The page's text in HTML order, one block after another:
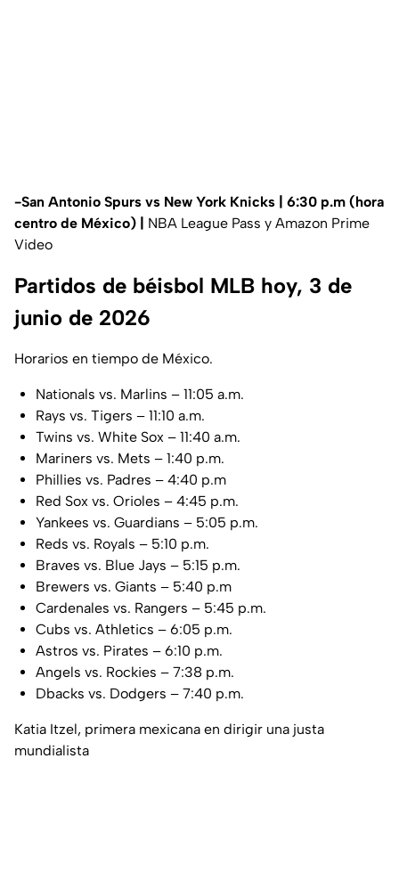
-San Antonio Spurs vs New York Knicks | 6:30 p.m (hora
centro de México) | NBA League Pass y Amazon Prime
Video
Partidos de béisbol MLB hoy, 3 de
junio de 2026
Horarios en tiempo de México.
Nationals vs. Marlins – 11:05 a.m.
Rays vs. Tigers – 11:10 a.m.
Twins vs. White Sox – 11:40 a.m.
Mariners vs. Mets – 1:40 p.m.
Phillies vs. Padres – 4:40 p.m
Red Sox vs. Orioles – 4:45 p.m.
Yankees vs. Guardians – 5:05 p.m.
Reds vs. Royals – 5:10 p.m.
Braves vs. Blue Jays – 5:15 p.m.
Brewers vs. Giants – 5:40 p.m
Cardenales vs. Rangers – 5:45 p.m.
Cubs vs. Athletics – 6:05 p.m.
Astros vs. Pirates – 6:10 p.m.
Angels vs. Rockies – 7:38 p.m.
Dbacks vs. Dodgers – 7:40 p.m.
Katia Itzel, primera mexicana en dirigir una justa
mundialista